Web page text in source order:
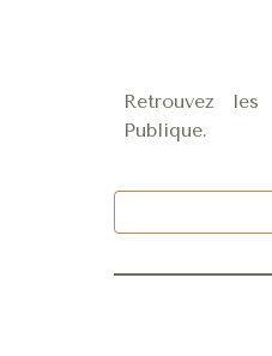
Retrouvez
Publique.